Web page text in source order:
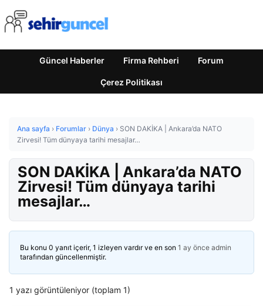
Güncel Haberler Firma Rehberi Forum
Çerez Politikası
Ana sayfa › Forumlar › Dünya › SON DAKİKA | Ankara’da NATO
Zirvesi! Tüm dünyaya tarihi mesajlar…
SON DAKİKA | Ankara’da NATO
Zirvesi! Tüm dünyaya tarihi
mesajlar…
Bu konu 0 yanıt içerir, 1 izleyen vardır ve en son 1 ay önce admin
tarafından güncellenmiştir.
1 yazı görüntüleniyor (toplam 1)